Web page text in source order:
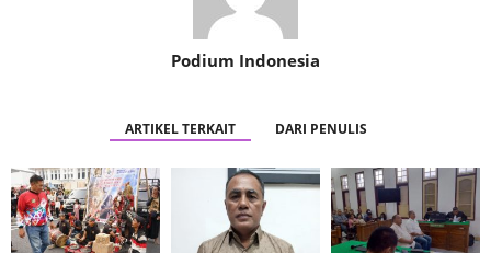
Podium Indonesia
ARTIKEL TERKAIT DARI PENULIS